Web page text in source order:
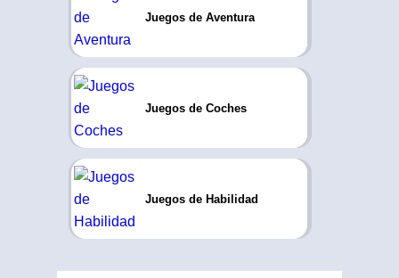
Juegos de Aventura
Juegos de Coches
Juegos de Habilidad